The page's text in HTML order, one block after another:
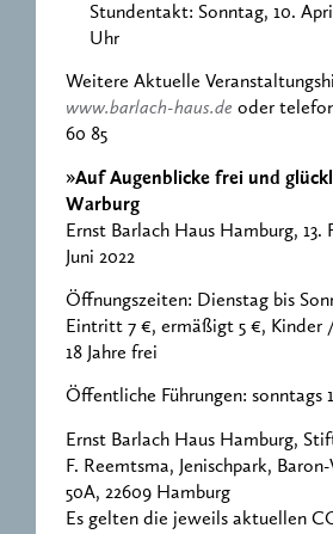
Stundentakt: Sonntag, 10.
Uhr
Weitere Aktuelle
www.barlach-haus.de oder
60 85
»Auf Augenblicke frei und
Warburg
Ernst Barlach Haus Hamburg, 13.
Juni 2022
Öffnungszeiten: Dienstag bis
Eintritt 7 €, ermäßigt 5 €, Kinder
18 Jahre frei
Öffentliche Führungen: sonntags
Ernst Barlach Haus Hamburg,
F. Reemtsma, Jenischpark,
50A, 22609 Hamburg
Es gelten die jeweils aktuellen